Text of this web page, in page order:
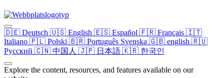
🇩🇪 Deutsch 🇺🇸 English 🇪🇸 Español 🇫🇷 Français 🇮🇹
Italiano 🇵🇱 Polski 🇧🇷 Português Svenska 🇬🇧 english 🇷🇺
Русский 🇨🇳 中国人 🇯🇵 日本語 🇰🇷 한국인
Explore the content, resources, and features available on our